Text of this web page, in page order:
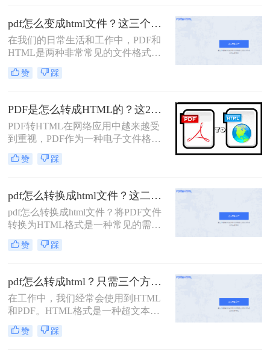
HTML（HyperText Markup
Language）格式，以便在网页上展
示、编辑或进行其他形式的处理。那
么pdf怎么转换成html文件呢？本文将
介绍三种将PDF转换为HTML的高效
方法，帮助您轻松实现文件格式的转
pdf怎么变成html文件？这三个转HTML方法分享给你！
在我们的日常生活和工作中，PDF和
HTML是两种非常常见的文件格式。
PDF是一种用于阅读和打印的文档格
式，而HTML是一种用于创建网页的
文件转换为HTML文件，以便在网页
上展示或进行进一步的编辑。本文将
向您介绍pdf怎么变成html文件方法，
帮助您将PDF文件转换为HTML文
件。
赞 踩
PDF是怎么转成HTML的？这2个方法超实用
PDF转HTML在网络应用中越来越受
到重视，PDF作为一种电子文件格式
广泛应用于各种场景，例如在线教
育、电子商务等。但是PDF作为一种
限制，比如不便于搜索引擎索引的问
题。因此，将PDF转换为HTML格式
就显得尤为重要。HTML作为一种开
放标准，在浏览器中的兼容性强，结
构清晰，方便搜索引擎抓取，能很好
地解决PDF在网络应用中的一些问
HTML的吗？下面就为大家分享二种
不错的方法。
赞 踩
pdf怎么转换成html文件？这二个转html方法分享给你！
pdf怎么转换成html文件？将PDF文件
转换为HTML格式是一种常见的需
求，因为HTML文件可以在网页上展
示和分享。以下是两种简便的方法来
事项，帮助您顺利完成转换任务。
赞 踩
pdf怎么转成html？只需三个方法就能轻松搞定！
在工作中，我们经常会使用到HTML
和PDF。HTML格式是一种超文本标
记语言，通常我们所浏览的网页就是
HTML的。而PDF是我们在传输文件
赞 踩